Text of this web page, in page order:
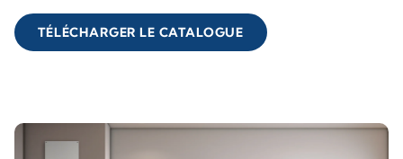
TÉLÉCHARGER LE CATALOGUE